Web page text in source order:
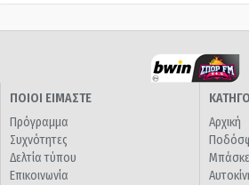
ΠΟΙΟΙ ΕΙΜΑΣΤΕ
Πρόγραμμα
Συχνότητες
Δελτία τύπου
Επικοινωνία
Αρχική